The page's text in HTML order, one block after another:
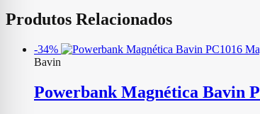
Produtos Relacionados
-34%
Bavin
Powerbank Magnética Bavin